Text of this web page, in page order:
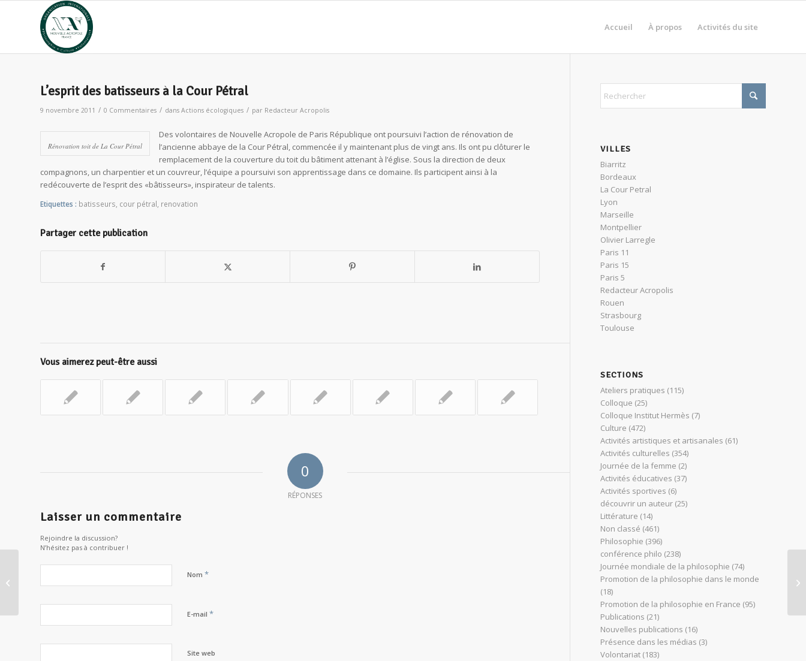
Accueil À propos Activités du site
L’esprit des batisseurs à la Cour Pétral
9 novembre 2011 / 0 Commentaires / dans Actions écologiques / par Redacteur Acropolis
Rénovation toit de La Cour Pétral
Des volontaires de Nouvelle Acropole de Paris République ont poursuivi l’action de rénovation de
l’ancienne abbaye de la Cour Pétral, commencée il y maintenant plus de vingt ans. Ils ont pu clôturer le
remplacement de la couverture du toit du bâtiment attenant à l’église. Sous la direction de deux
compagnons, un charpentier et un couvreur, l’équipe a poursuivi son apprentissage dans ce domaine. Ils participent ainsi à la
redécouverte de l’esprit des «bâtisseurs», inspirateur de talents.
Etiquettes : batisseurs cour pétral renovation
Partager cette publication
Vous aimerez peut-être aussi
0
RÉPONSES
Laisser un commentaire
Rejoindre la discussion?
N’hésitez pas à contribuer !
Nom *
E-mail *
Site web
VILLES
Biarritz
Bordeaux
La Cour Petral
Lyon
Marseille
Montpellier
Olivier Larregle
Paris 11
Paris 15
Paris 5
Redacteur Acropolis
Rouen
Strasbourg
Toulouse
SECTIONS
Ateliers pratiques (115)
Colloque (25)
Colloque Institut Hermès (7)
Culture (472)
Activités artistiques et artisanales (61)
Activités culturelles (354)
Journée de la femme (2)
Activités éducatives (37)
Activités sportives (6)
découvrir un auteur (25)
Littérature (14)
Non classé (461)
Philosophie (396)
conférence philo (238)
Journée mondiale de la philosophie (74)
Promotion de la philosophie dans le monde
(18)
Promotion de la philosophie en France (95)
Publications (21)
Nouvelles publications (16)
Présence dans les médias (3)
Volontariat (183)
sentir utile